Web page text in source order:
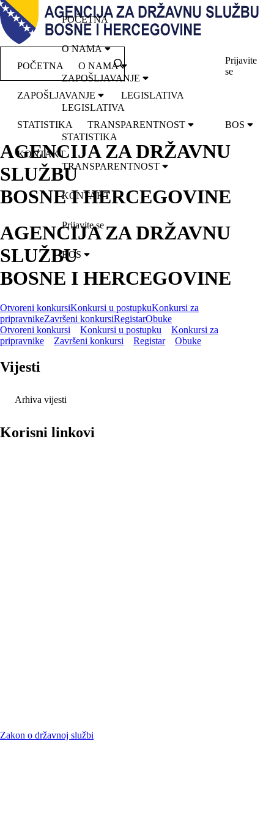
POČETNA O NAMA
ZAPOŠLJAVANJE LEGISLATIVA
STATISTIKA TRANSPARENTNOST
KONTAKT
Prijavite
se
BOS
AGENCIJA ZA DRŽAVNU
SLUŽBU
BOSNE I HERCEGOVINE
AGENCIJA ZA DRŽAVNU
SLUŽBU
BOSNE I HERCEGOVINE
Otvoreni konkursiKonkursi u postupkuKonkursi za
pripravnikeZavršeni konkursiRegistarObuke
Otvoreni konkursi
Konkursi u postupku
Konkursi za
pripravnike
Završeni konkursi Registar Obuke
Vijesti
Arhiva vijesti
Korisni linkovi
Zakon o državnoj službi
POČETNA
O NAMA
ZAPOŠLJAVANJE
LEGISLATIVA
STATISTIKA
TRANSPARENTNOST
KONTAKT
Prijavite se
BOS